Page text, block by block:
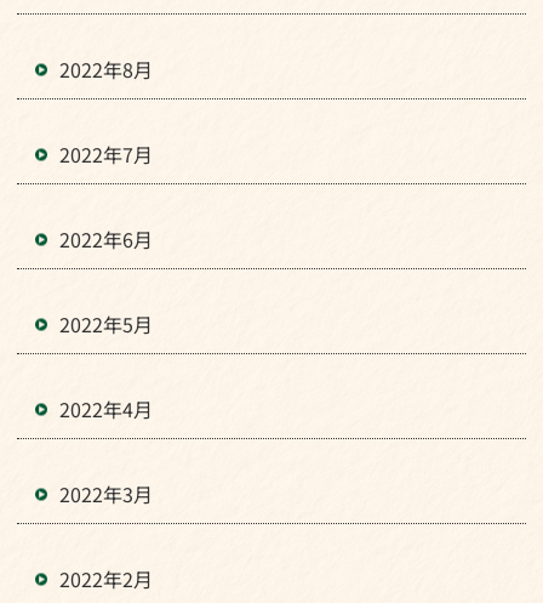
2022年8月
2022年7月
2022年6月
2022年5月
2022年4月
2022年3月
2022年2月